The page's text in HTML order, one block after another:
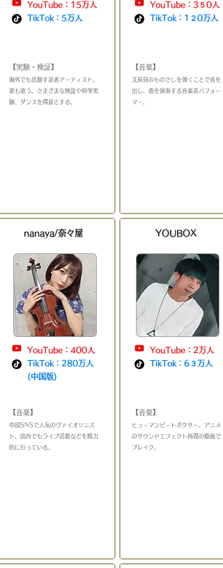
YouTube：15万人
TikTok：5万人
【実験・検証】
​海外でも活動す忍者アーティスト。
歌も歌う。
​さまざまな検証や科学実
験、ダンスを得意とする。
nanaya/奈々屋
YouTube：400人
TikTok：280万人
​(中国版)
【音楽】
​中国SNSで人気のヴァイオリニス
ト 。国内でもライブ活動などを精力
的に行っている。
YouTube：3５0人
TikTok：1２0万人
【音楽】
​文房具のものさしを弾くことで音を
出し、曲を演奏する音楽系パフォー
マー
YOUBOX
YouTube：2万人
TikTok：6３万人
【音楽】
​ヒューマンビートボクサー。アニメ
のサウンドエフェクト再現の動画で
ブレイク